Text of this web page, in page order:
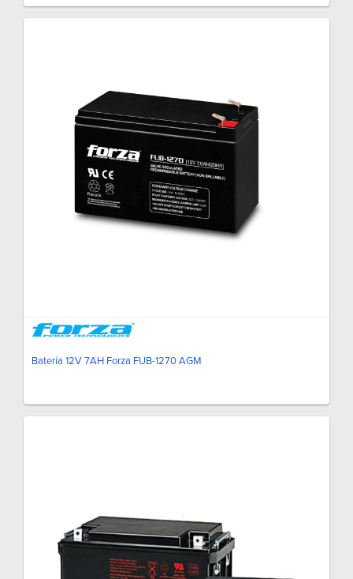
Batería 12V 7AH Forza FUB-1270 AGM